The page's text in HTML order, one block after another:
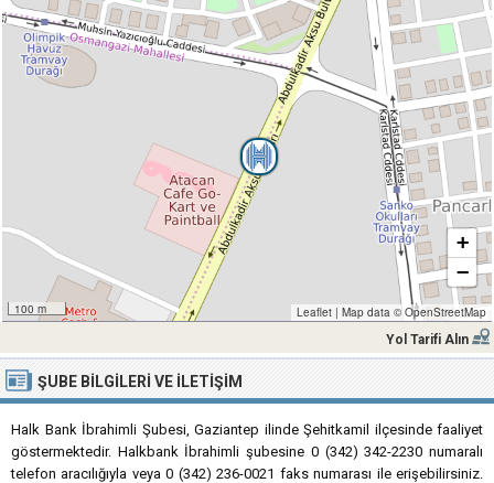
100 m
+
−
Leaflet | Map data ©OpenStreetMap
Yol Tarifi Alın
ŞUBE BILGILERI VE İLETIŞIM
Halk Bank İbrahimli Şubesi, Gaziantep ilinde Şehitkamil ilçesinde faaliyet
göstermektedir. Halkbank İbrahimli şubesine 0 (342) 342-2230 numaralı
telefon aracılığıyla veya 0 (342) 236-0021 faks numarası ile erişebilirsiniz.